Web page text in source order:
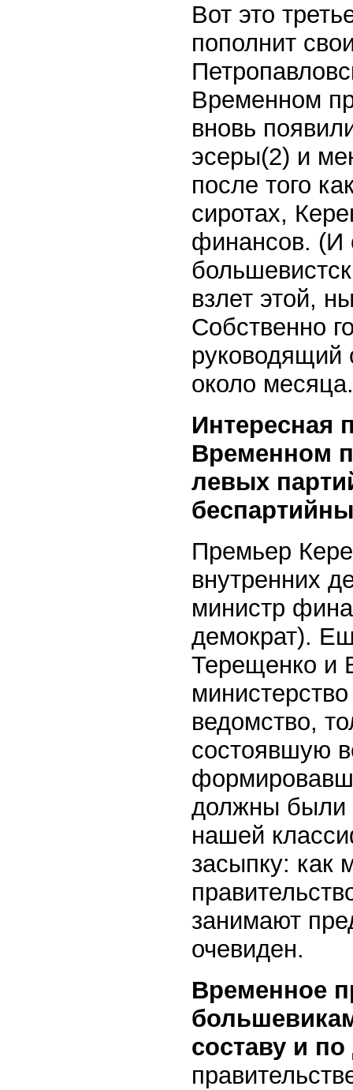
Вот это
пополнит
Временном
вновь
эсеры(2) и
после того
сиротах,
финансов. (И
взлет этой,
Собственно
руководящий
около месяца.
Интересная
Временном
левых
Премьер
внутренних
министр
демократ).
Терещенко и
ведомство,
состоявшую
должны были
нашей
засыпку: как
занимают
очевиден.
Временное
составу и по